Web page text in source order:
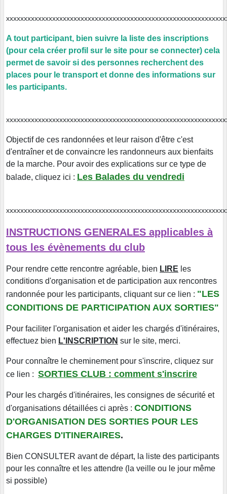
A tout participant, bien suivre la liste des inscriptions
(pour cela créer profil sur le site pour se connecter) cela
permet de savoir si des personnes recherchent des
places pour le transport et donne des informations sur
les participants.
Objectif de ces randonnées et leur raison d'être c'est
d'entraîner et de convaincre les randonneurs aux bienfaits
de la marche. Pour avoir des explications sur ce type de
balade, cliquez ici : Les Balades du vendredi
INSTRUCTIONS GENERALES applicables à
tous les évènements du club
Pour rendre cette rencontre agréable, bien LIRE les
conditions d'organisation et de participation aux rencontres
randonnée pour les participants, cliquant sur ce lien : "LES
CONDITIONS DE PARTICIPATION AUX SORTIES"
Pour faciliter l'organisation et aider les chargés d'itinéraires,
effectuez bien L'INSCRIPTION sur le site, merci.
Pour connaître le cheminement pour s'inscrire, cliquez sur
ce lien : SORTIES CLUB : comment s'inscrire
Pour les chargés d'itinéraires, les consignes de sécurité et
d'organisations détaillées ci après : CONDITIONS
D'ORGANISATION DES SORTIES POUR LES
CHARGES D'ITINERAIRES.
Bien CONSULTER avant de départ, la liste des participants
pour les connaître et les attendre (la veille ou le jour même
si possible)